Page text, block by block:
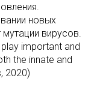
новых
вирусов.
important and
the innate and
2020)